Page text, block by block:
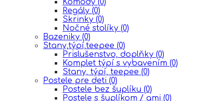
Komody (0)
Regály (0)
Skrinky (0)
Nočné stolíky (0)
Bazeniky (0)
Stany,týpí,teepee (0)
Prislušenstvo, doplňky (0)
Komplet týpí s vybavením (0)
Stany, týpí, teepee (0)
Postele pre deti (0)
Postele bez šuplíku (0)
Postele s šuplíkom / ami (0)